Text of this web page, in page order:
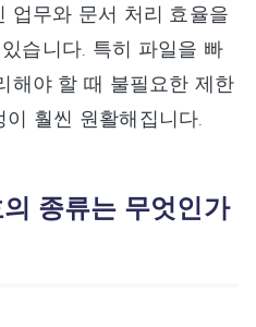
업무와 문서 처리 효율을
습니다. 특히 파일을 빠
해야 할 때 불필요한 제한
훨씬 원활해집니다.
종류는 무엇인가